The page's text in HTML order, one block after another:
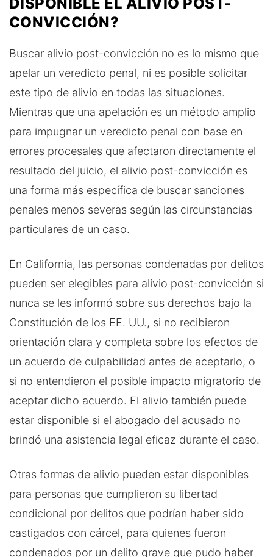
CONVICCIÓN?
Buscar alivio post-convicción no es lo mismo que
apelar un veredicto penal, ni es posible solicitar
este tipo de alivio en todas las situaciones.
Mientras que una apelación es un método amplio
para impugnar un veredicto penal con base en
errores procesales que afectaron directamente el
resultado del juicio, el alivio post-convicción es
una forma más específica de buscar sanciones
penales menos severas según las circunstancias
particulares de un caso.
En California, las personas condenadas por delitos
pueden ser elegibles para alivio post-convicción si
nunca se les informó sobre sus derechos bajo la
Constitución de los EE. UU., si no recibieron
orientación clara y completa sobre los efectos de
un acuerdo de culpabilidad antes de aceptarlo, o
si no entendieron el posible impacto migratorio de
aceptar dicho acuerdo. El alivio también puede
estar disponible si el abogado del acusado no
brindó una asistencia legal eficaz durante el caso.
Otras formas de alivio pueden estar disponibles
para personas que cumplieron su libertad
condicional por delitos que podrían haber sido
castigados con cárcel, para quienes fueron
condenados por un delito grave que pudo haber